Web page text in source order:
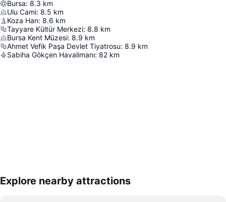
Bursa: 8.3 km
Ulu Cami: 8.5 km
Koza Han: 8.6 km
Tayyare Kültür Merkezi: 8.8 km
Bursa Kent Müzesi: 8.9 km
Ahmet Vefik Paşa Devlet Tiyatrosu: 8.9 km
Sabiha Gökçen Havalimanı: 82 km
Haritayı genişlet
Explore nearby attractions